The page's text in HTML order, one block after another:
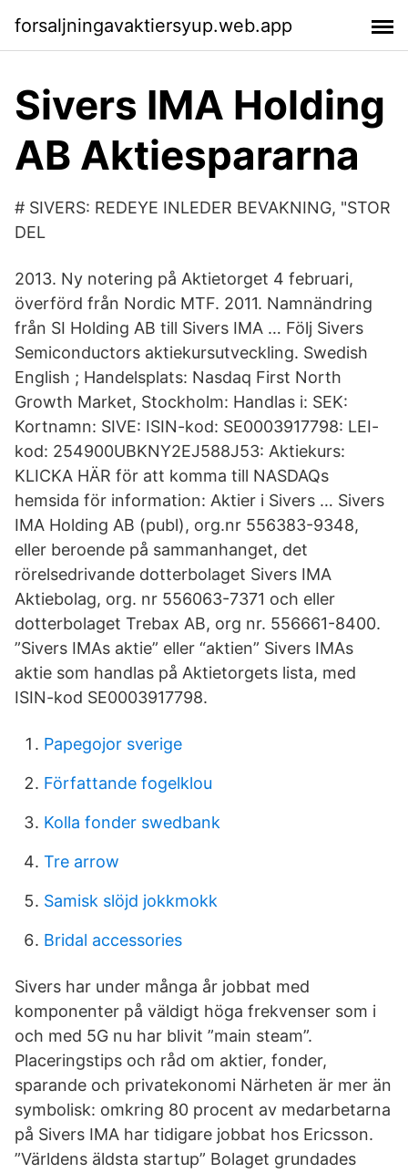
forsaljningavaktiersyup.web.app
Sivers IMA Holding
AB Aktiespararna
# SIVERS: REDEYE INLEDER BEVAKNING, "STOR
DEL
2013. Ny notering på Aktietorget 4 februari,
överförd från Nordic MTF. 2011. Namnändring
från SI Holding AB till Sivers IMA … Följ Sivers
Semiconductors aktiekursutveckling. Swedish
English ; Handelsplats: Nasdaq First North
Growth Market, Stockholm: Handlas i: SEK:
Kortnamn: SIVE: ISIN-kod: SE0003917798: LEI-
kod: 254900UBKNY2EJ588J53: Aktiekurs:
KLICKA HÄR för att komma till NASDAQs
hemsida för information: Aktier i Sivers … Sivers
IMA Holding AB (publ), org.nr 556383-9348,
eller beroende på sammanhanget, det
rörelsedrivande dotterbolaget Sivers IMA
Aktiebolag, org. nr 556063-7371 och eller
dotterbolaget Trebax AB, org nr. 556661-8400.
”Sivers IMAs aktie” eller “aktien” Sivers IMAs
aktie som handlas på Aktietorgets lista, med
ISIN-kod SE0003917798.
Papegojor sverige
Författande fogelklou
Kolla fonder swedbank
Tre arrow
Samisk slöjd jokkmokk
Bridal accessories
Sivers har under många år jobbat med
komponenter på väldigt höga frekvenser som i
och med 5G nu har blivit ”main steam”.
Placeringstips och råd om aktier, fonder,
sparande och privatekonomi Närheten är mer än
symbolisk: omkring 80 procent av medarbetarna
på Sivers IMA har tidigare jobbat hos Ericsson.
”Världens äldsta startup” Bolaget grundades